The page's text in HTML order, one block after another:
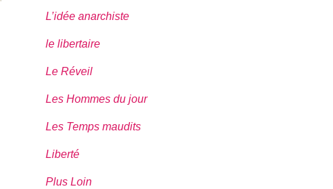
L’idée anarchiste
le libertaire
Le Réveil
Les Hommes du jour
Les Temps maudits
Liberté
Plus Loin